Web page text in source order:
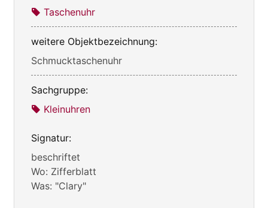
Taschenuhr
weitere Objektbezeichnung:
Schmucktaschenuhr
Sachgruppe:
Kleinuhren
Signatur:
beschriftet
Wo: Zifferblatt
Was: "Clary"